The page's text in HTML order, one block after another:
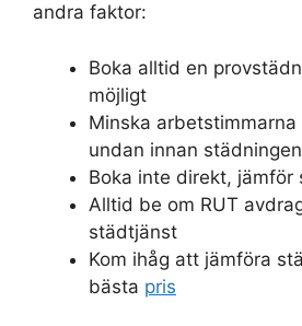
andra faktor:
Boka alltid en
möjligt
Minska
undan innan städningen
Boka inte direkt, jämför
Alltid be om RUT
städtjänst
Kom ihåg att jämföra
bästa pris